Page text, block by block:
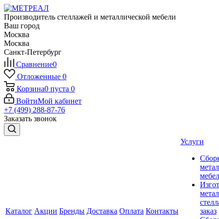
Производитель стеллажей и металлической мебели
Ваш город
Москва
Москва
Санкт-Петербург
Сравнение0
Отложенные 0
Корзина0 пуста 0
ВойтиМой кабинет
+7 (499) 288-87-76
Заказать звонок
Каталог Акции Бренды Доставка Оплата Контакты
Услуги
заказ